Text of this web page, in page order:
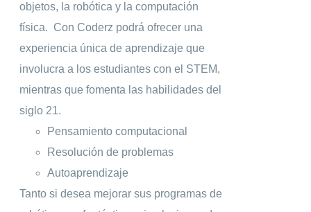
objetos, la robótica y la computación
física. Con Coderz podrá ofrecer una
experiencia única de aprendizaje que
involucra a los estudiantes con el STEM,
mientras que fomenta las habilidades del
siglo 21.
Pensamiento computacional
Resolución de problemas
Autoaprendizaje
Tanto si desea mejorar sus programas de